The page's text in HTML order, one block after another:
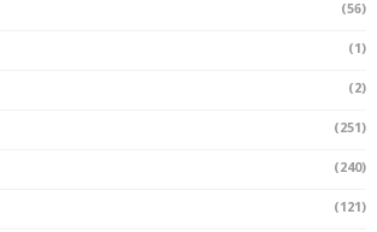
(56)
(1)
(2)
(251)
(240)
(121)